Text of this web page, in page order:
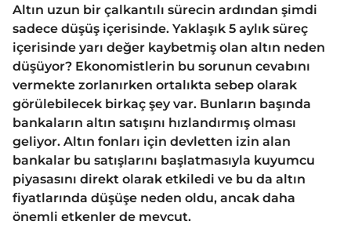
Altın uzun bir çalkantılı sürecin ardından şimdi
sadece düşüş içerisinde. Yaklaşık 5 aylık süreç
içerisinde yarı değer kaybetmiş olan altın neden
düşüyor? Ekonomistlerin bu sorunun cevabını
vermekte zorlanırken ortalıkta sebep olarak
görülebilecek birkaç şey var. Bunların başında
bankaların altın satışını hızlandırmış olması
geliyor. Altın fonları için devletten izin alan
bankalar bu satışlarını başlatmasıyla kuyumcu
piyasasını direkt olarak etkiledi ve bu da altın
fiyatlarında düşüşe neden oldu, ancak daha
önemli etkenler de mevcut.